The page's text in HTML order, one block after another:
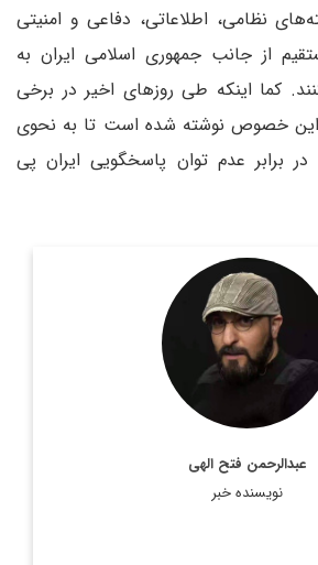
نظامی، اطلاعاتی، دفاعی و امنیتی
از جانب جمهوری اسلامی ایران به
کما اینکه طی روزهای اخیر در برخی
این خصوص نوشته شده است تا به نحوی
برابر عدم توان پاسخگویی ایران پی
عبدالرحمن فتح الهی
نویسنده خبر
ارشد روزنامه نگاری سیاسی و عضو
تحریریه دیپلماسی ایرانی.
اطلاعات بیشتر